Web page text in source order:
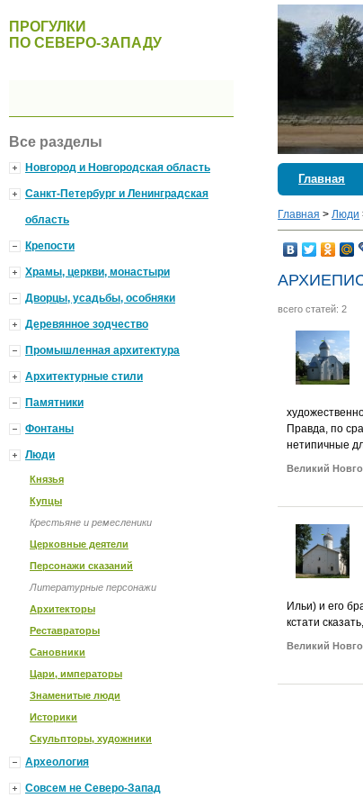
Главная
Главная >Люди
всего статей: 2
Правда, по
нетипичные
Великий
Ильи) и его
кстати
Великий
ПРОГУЛКИ
ПО СЕВЕРО-ЗАПАДУ
Все разделы
Новгород и Новгородская область
Санкт-Петербург и Ленинградская
область
Крепости
Храмы, церкви, монастыри
Дворцы, усадьбы, особняки
Деревянное зодчество
Промышленная архитектура
Архитектурные стили
Памятники
Фонтаны
Люди
Князья
Купцы
Крестьяне и ремесленики
Церковные деятели
Персонажи сказаний
Литературные персонажи
Архитекторы
Реставраторы
Сановники
Цари, императоры
Знаменитые люди
Историки
Скульпторы, художники
Археология
Совсем не Северо-Запад